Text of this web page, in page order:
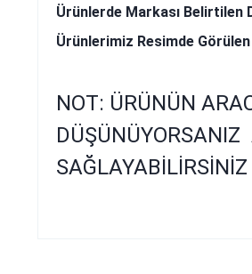
Ürünlerde Markası Belirtilen
Ürünlerimiz Resimde
NOT: ÜRÜNÜN
SAĞLAYABİLİRSİNİZ